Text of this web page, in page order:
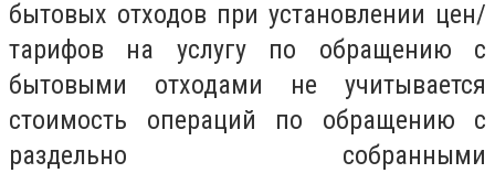
бытовых отходов при установлении цен/
тарифов на услугу по обращению с
бытовыми отходами не учитывается
стоимость операций по обращению с
раздельно собранными